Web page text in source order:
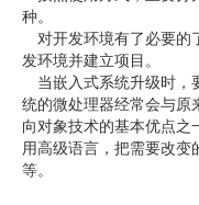
种。
对开发环境有了必要的
发环境并建立项目。
当嵌入式系统升级时，
统的微处理器经常会与原
向对象技术的基本优点之
用高级语言，把需要改
等。